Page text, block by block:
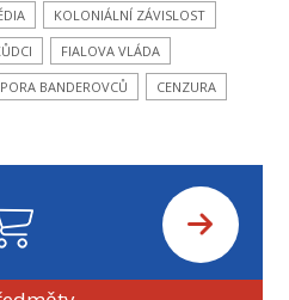
KOLONIÁLNÍ ZÁVISLOST
FIALOVA VLÁDA
BANDEROVCŮ CENZURA